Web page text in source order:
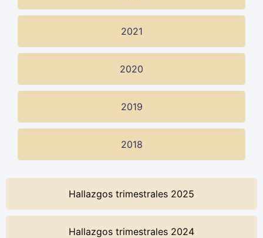
Hallazgos trimestrales 2025
Hallazgos trimestrales 2024
2021
2020
2019
2018